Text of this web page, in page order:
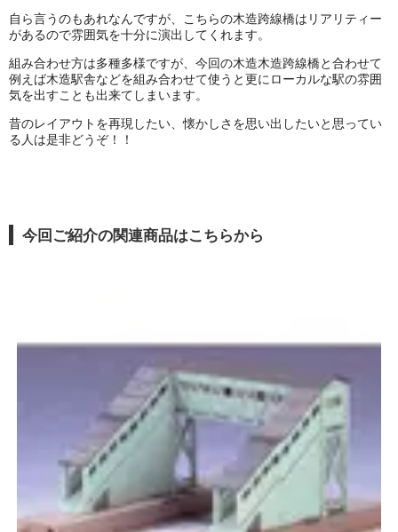
自ら言うのもあれなんですが、こちらの木造跨線橋はリアリティー
があるので雰囲気を十分に演出してくれます。
組み合わせ方は多種多様ですが、今回の木造木造跨線橋と合わせて
例えば木造駅舎などを組み合わせて使うと更にローカルな駅の雰囲
気を出すことも出来てしまいます。
昔のレイアウトを再現したい、懐かしさを思い出したいと思ってい
る人は是非どうぞ！！
今回ご紹介の関連商品はこちらから